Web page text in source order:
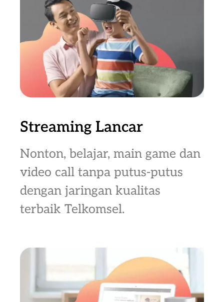
Streaming Lancar
Nonton, belajar, main game dan
video call tanpa putus-putus
dengan jaringan kualitas
terbaik Telkomsel.